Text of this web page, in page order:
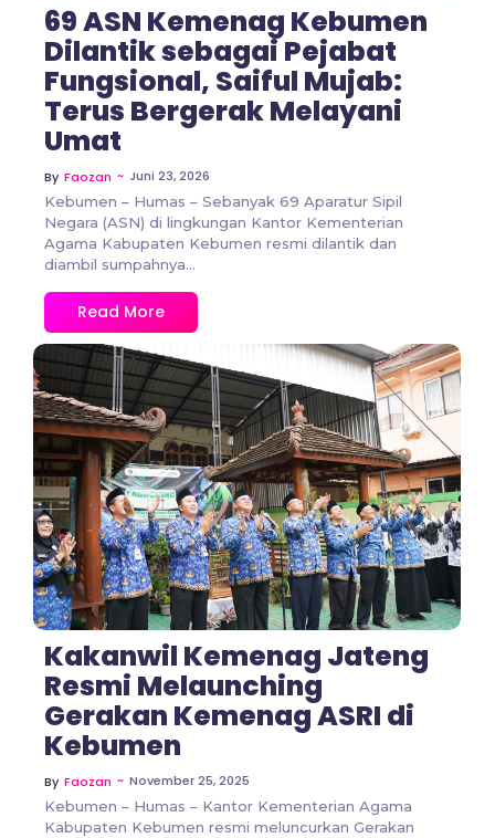
69 ASN Kemenag Kebumen
Dilantik sebagai Pejabat
Fungsional, Saiful Mujab:
Terus Bergerak Melayani
Umat
By Faozan ~ Juni 23, 2026
Kebumen – Humas – Sebanyak 69 Aparatur Sipil
Negara (ASN) di lingkungan Kantor Kementerian
Agama Kabupaten Kebumen resmi dilantik dan
diambil sumpahnya...
Read More
No Comments
Kakanwil Kemenag Jateng
Resmi Melaunching
Gerakan Kemenag ASRI di
Kebumen
By Faozan ~ November 25, 2025
Kebumen – Humas – Kantor Kementerian Agama
Kabupaten Kebumen resmi meluncurkan Gerakan